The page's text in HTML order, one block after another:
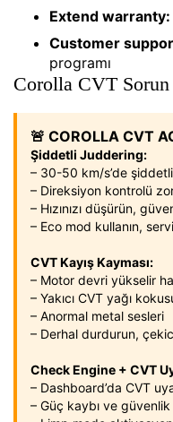
Extend warranty:
Customer
programı
Corolla CVT
🚨 COROLLA CVT
Şiddetli Juddering:
– 30-50 km/s’de
– Direksiyon kontrolü
– Hızınızı düşürün,
– Eco mod kullanın,
CVT Kayış Kayması:
– Motor devri yükselir
– Yakıcı CVT yağı
– Anormal metal sesleri
– Derhal durdurun,
Check Engine + CVT
– Dashboard’da CVT
– Güç kaybı ve